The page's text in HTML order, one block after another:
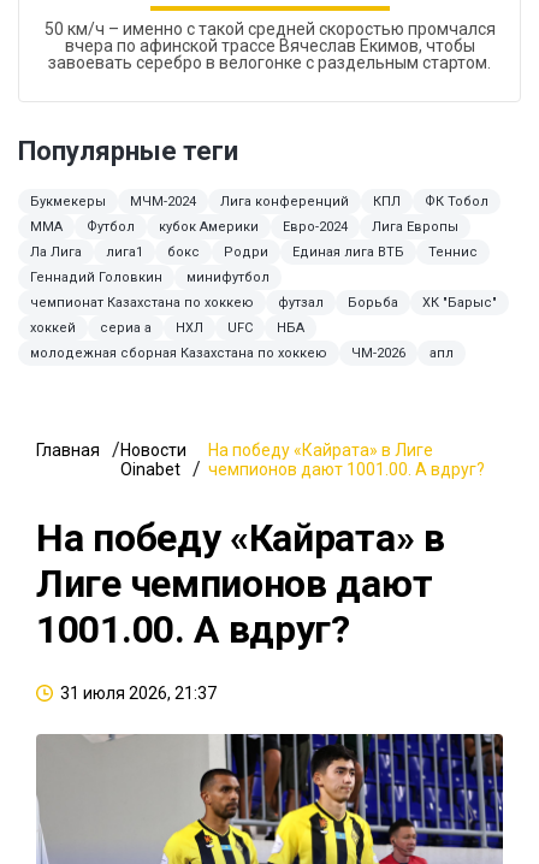
50 км/ч – именно с такой средней скоростью промчался
вчера по афинской трассе Вячеслав Екимов, чтобы
завоевать серебро в велогонке с раздельным стартом.
Популярные теги
Букмекеры МЧМ-2024 Лига конференций КПЛ
ФК Тобол
ММА
Футбол кубок Америки Евро-2024
Лига Европы
Ла Лига
лига1 бокс Родри Единая лига ВТБ
Теннис
Геннадий Головкин
минифутбол
чемпионат Казахстана по хоккею
футзал Борьба
ХК "Барыс"
хоккей
сериа а НХЛ UFC
НБА
молодежная сборная Казахстана по хоккею
ЧМ-2026 апл
Главная
Новости
Oinabet
На победу «Кайрата» в Лиге
чемпионов дают 1001.00. А вдруг?
На победу «Кайрата» в
Лиге чемпионов дают
1001.00. А вдруг?
31 июля 2026, 21:37